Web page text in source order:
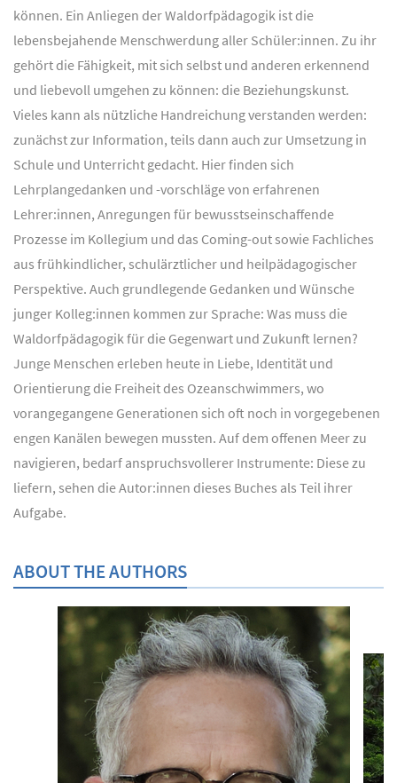
können. Ein Anliegen der Waldorfpädagogik ist die
lebensbejahende Menschwerdung aller Schüler:innen. Zu ihr
gehört die Fähigkeit, mit sich selbst und anderen erkennend
und liebevoll umgehen zu können: die Beziehungskunst.
Vieles kann als nützliche Handreichung verstanden werden:
zunächst zur Information, teils dann auch zur Umsetzung in
Schule und Unterricht gedacht. Hier finden sich
Lehrplangedanken und -vorschläge von erfahrenen
Lehrer:innen, Anregungen für bewusstseinschaffende
Prozesse im Kollegium und das Coming-out sowie Fachliches
aus frühkindlicher, schulärztlicher und heilpädagogischer
Perspektive. Auch grundlegende Gedanken und Wünsche
junger Kolleg:innen kommen zur Sprache: Was muss die
Waldorfpädagogik für die Gegenwart und Zukunft lernen?
Junge Menschen erleben heute in Liebe, Identität und
Orientierung die Freiheit des Ozeanschwimmers, wo
vorangegangene Generationen sich oft noch in vorgegebenen
engen Kanälen bewegen mussten. Auf dem offenen Meer zu
navigieren, bedarf anspruchsvollerer Instrumente: Diese zu
liefern, sehen die Autor:innen dieses Buches als Teil ihrer
Aufgabe.
ABOUT THE AUTHORS